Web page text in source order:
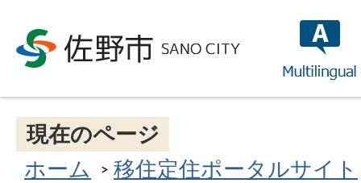
現在のページ
ホーム
移住定住ポータルサイト